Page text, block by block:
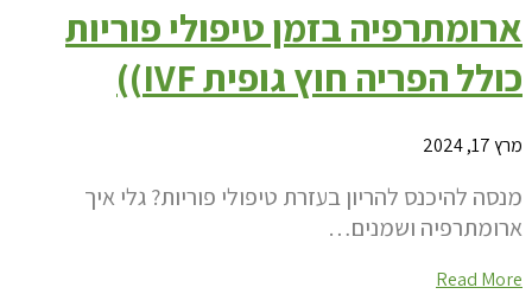
ארומתרפיה בזמן טיפולי פוריות
כולל הפריה חוץ גופית IVF))
מרץ 17, 2024
מנסה להיכנס להריון בעזרת טיפולי פוריות? גלי איך
ארומתרפיה ושמנים…
Read More